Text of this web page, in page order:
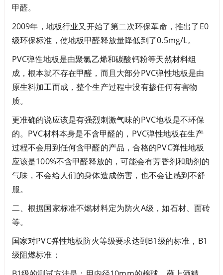
甲醛。
2009年，地板行业又开始了第二次环保革命，推出了E0
级环保标准，使地板甲醛释放量降低到了0.5mg/L。
PVC弹性地板是由聚氯乙烯和碳酸钙粉等天然材料组
成，根本就不存在甲醛，而且大部分PVC弹性地板是由
原生料加工而成，整个生产过程中没有掺任何有害物
质。
更准确的说应该是有强烈刺激气味的PVC地板是不环保
的。PVC材料本身是不含甲醛的，PVC弹性地板在生产
过程不会用到任何含甲醛的产品，合格的PVC弹性地板
应该是100%不含甲醛释放的，可能会有芳香剂和助剂的
气味，不会给人们的身体造成伤害，也不会让感到不舒
服。
二、根据国家标准不燃材料定为防火A级，如石材、面砖
等。
国家对PVC弹性地板防火等级要求达到B1级的标准，B1
级阻燃标准；